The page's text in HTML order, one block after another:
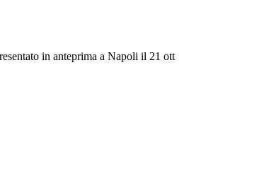
in anteprima a Napoli il 21 ott